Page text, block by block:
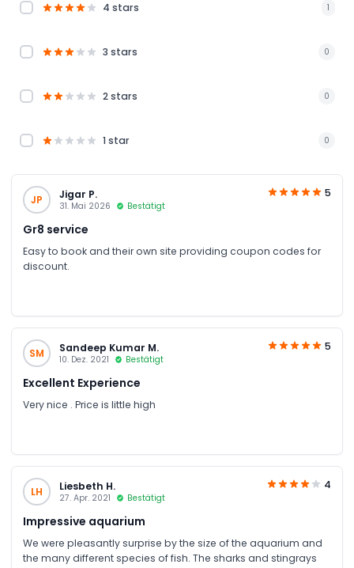
4 stars 1
3 stars 0
2 stars 0
1 star 0
JP Jigar P.
31. Mai 2026 Bestätigt
5
Gr8 service
Easy to book and their own site providing coupon codes for
discount.
SM Sandeep Kumar M.
10. Dez. 2021 Bestätigt
5
Excellent Experience
Very nice . Price is little high
LH Liesbeth H.
27. Apr. 2021 Bestätigt
4
Impressive aquarium
We were pleasantly surprise by the size of the aquarium and
the many different species of fish. The sharks and stingrays